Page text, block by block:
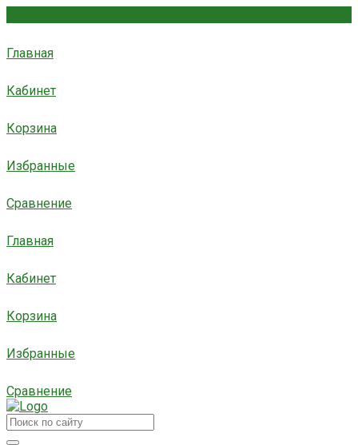
Главная
Кабинет
Корзина
Избранные
Сравнение
Главная
Кабинет
Корзина
Избранные
Сравнение